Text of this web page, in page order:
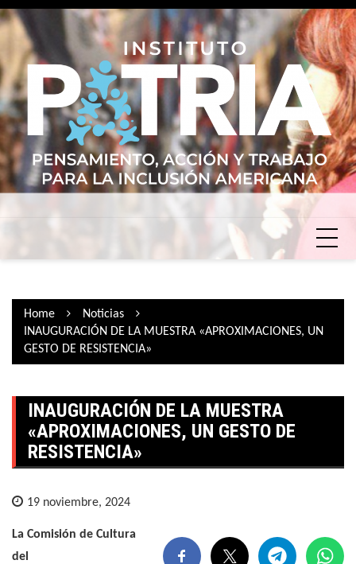
Skip
to
content
Home
Noticias
INAUGURACIÓN DE LA MUESTRA «APROXIMACIONES, UN
GESTO DE RESISTENCIA»
INAUGURACIÓN DE LA MUESTRA
«APROXIMACIONES, UN GESTO DE
RESISTENCIA»
19 noviembre, 2024
La Comisión de Cultura
del